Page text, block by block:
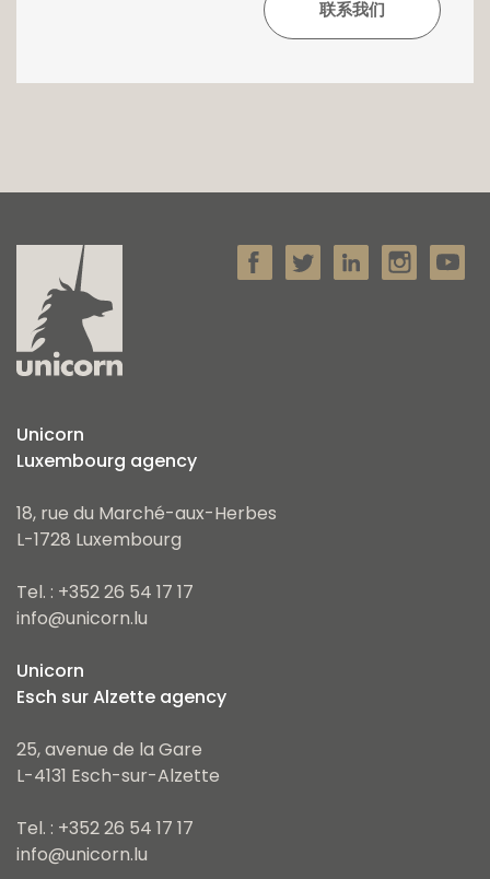
Unicorn
Luxembourg agency
18, rue du Marché-aux-Herbes
L-1728 Luxembourg
Tel. : +352 26 54 17 17
info@unicorn.lu
Unicorn
Esch sur Alzette agency
25, avenue de la Gare
L-4131 Esch-sur-Alzette
Tel. : +352 26 54 17 17
info@unicorn.lu